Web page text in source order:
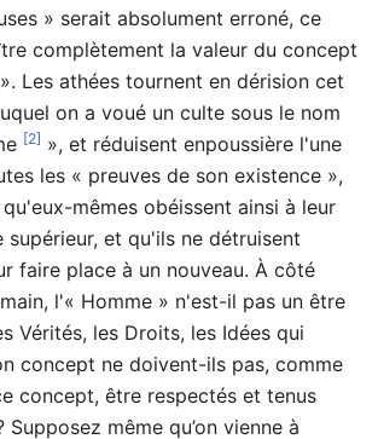
» serait absolument erroné, ce
complètement la valeur du concept
Les athées tournent en dérision cet
on a voué un culte sous le nom
[2] », et réduisent enpoussière l'une
les « preuves de son existence »,
mêmes obéissent ainsi à leur
supérieur, et qu'ils ne détruisent
faire place à un nouveau. À côté
l'« Homme » n'est-il pas un être
Vérités, les Droits, les Idées qui
concept ne doivent-ils pas, comme
concept, être respectés et tenus
même qu’on vienne à